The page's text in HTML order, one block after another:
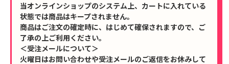
当オンラインショップのシステム上、カートに入れている
状態では商品はキープされません。
商品はご注文の確定時に、はじめて確保されますので、ご
了承の上ご利用ください。
＜受注メールについて＞
火曜日はお問い合わせや受注メールのご返信をお休みして